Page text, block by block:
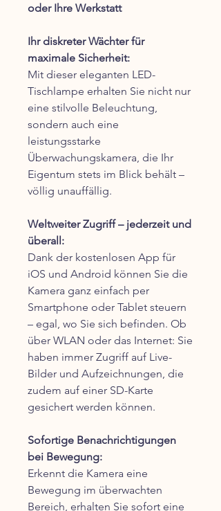
oder Ihre Werkstatt
Ihr diskreter Wächter für
maximale Sicherheit:
Mit dieser eleganten LED-
Tischlampe erhalten Sie nicht nur
eine stilvolle Beleuchtung,
sondern auch eine
leistungsstarke
Überwachungskamera, die Ihr
Eigentum stets im Blick behält –
völlig unauffällig.
Weltweiter Zugriff – jederzeit und
überall:
Dank der kostenlosen App für
iOS und Android können Sie die
Kamera ganz einfach per
Smartphone oder Tablet steuern
– egal, wo Sie sich befinden. Ob
über WLAN oder das Internet: Sie
haben immer Zugriff auf Live-
Bilder und Aufzeichnungen, die
zudem auf einer SD-Karte
gesichert werden können.
Sofortige Benachrichtigungen
bei Bewegung:
Erkennt die Kamera eine
Bewegung im überwachten
Bereich, erhalten Sie sofort eine